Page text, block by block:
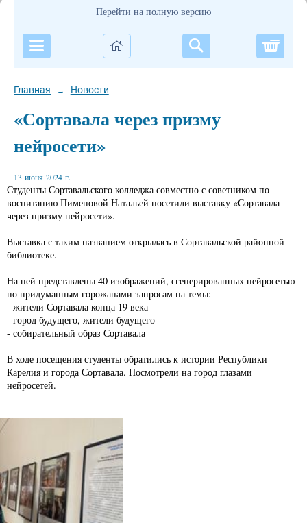
Перейти на полную версию
Главная → Новости
«Сортавала через призму
нейросети»
13 июня 2024 г.
Студенты Сортавальского колледжа совместно с советником по
воспитанию Пименовой Натальей посетили выставку «Сортавала
через призму нейросети».
Выставка с таким названием открылась в Сортавальской районной
библиотеке.
На ней представлены 40 изображений, сгенерированных нейросетью
по придуманным горожанами запросам на темы:
- жители Сортавала конца 19 века
- город будущего, жители будущего
- собирательный образ Сортавала
В ходе посещения студенты обратились к истории Республики
Карелия и города Сортавала. Посмотрели на город глазами
нейросетей.